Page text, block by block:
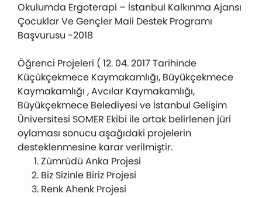
Okulumda Ergoterapi – İstanbul Kalkınma Ajansı
Çocuklar Ve Gençler Mali Destek Programı
Başvurusu -2018
Öğrenci Projeleri ( 12. 04. 2017 Tarihinde
Küçükçekmece Kaymakamlığı, Büyükçekmece
Kaymakamlığı , Avcılar Kaymakamlığı,
Büyükçekmece Belediyesi ve İstanbul Gelişim
Üniversitesi SOMER Ekibi ile ortak belirlenen jüri
oylaması sonucu aşağıdaki projelerin
desteklenmesine karar verilmiştir.
Zümrüdü Anka Projesi
Biz Sizinle Biriz Projesi
Renk Ahenk Projesi